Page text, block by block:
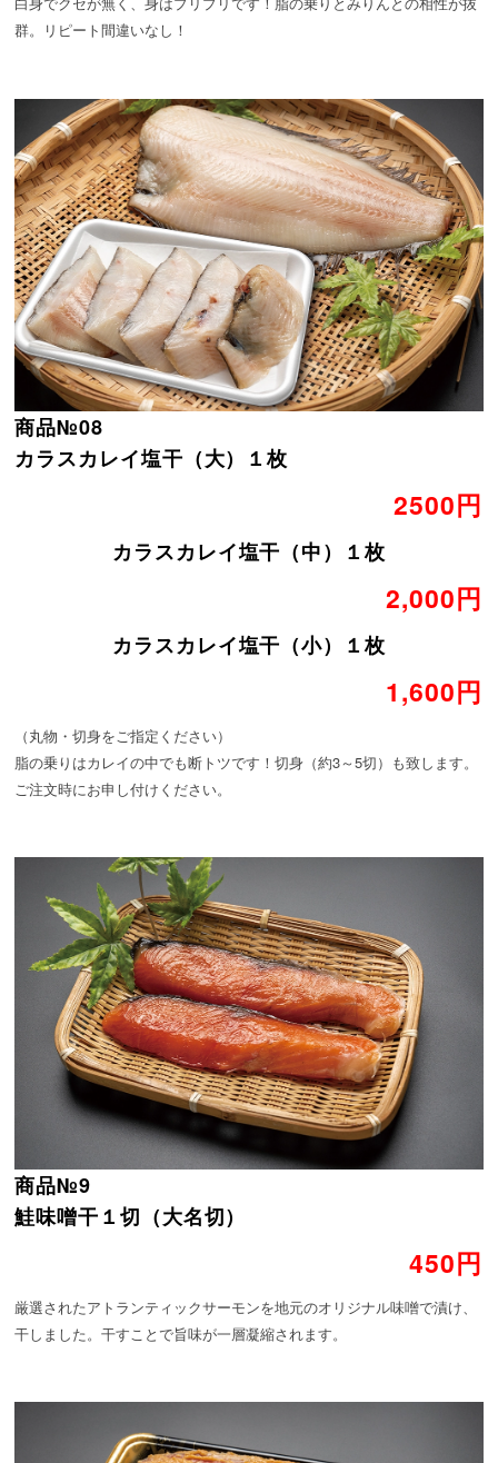
群。リピート間違いなし！
商品№08
カラスカレイ塩干（大）１枚
2500円
カラスカレイ塩干（中）１枚
2,000円
カラスカレイ塩干（小）１枚
1,600円
（丸物・切身をご指定ください）
脂の乗りはカレイの中でも断トツです！切身（約3～5切）も致します。
ご注文時にお申し付けください。
商品№9
鮭味噌干１切（大名切）
450円
厳選されたアトランティックサーモンを地元のオリジナル味噌で漬け、
干しました。干すことで旨味が一層凝縮されます。